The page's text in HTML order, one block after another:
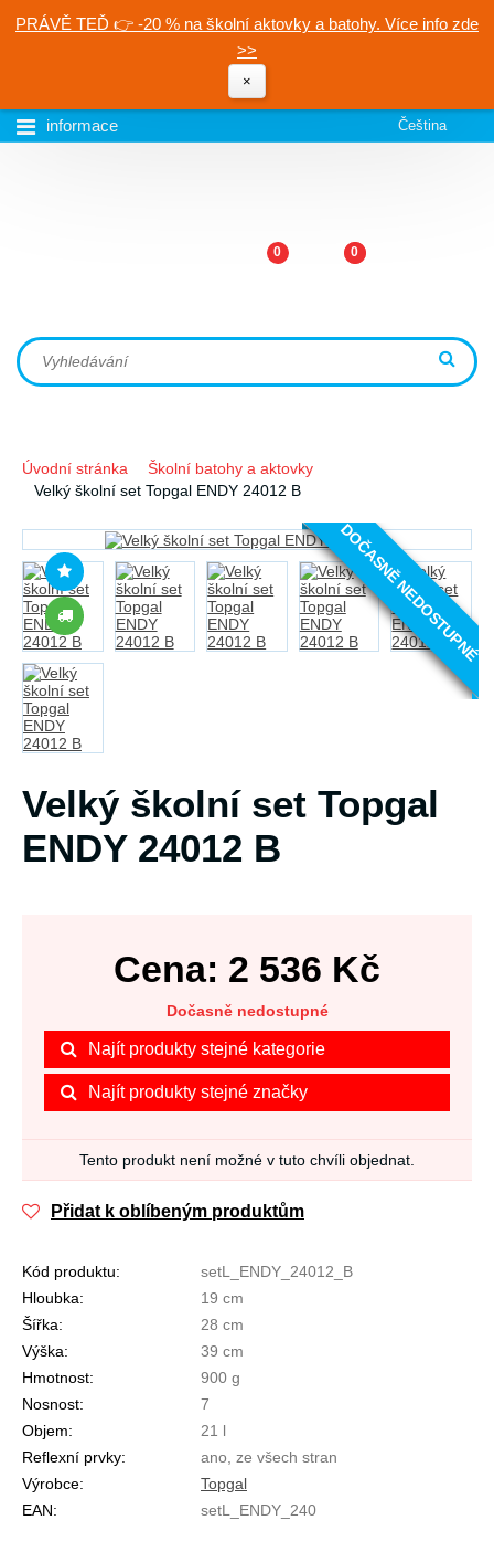
PRÁVĚ TEĎ 👉 -20 % na školní aktovky a batohy. Více info zde
>>
×
informace Čeština
0 0
Úvodní stránka
Školní batohy a aktovky
Velký školní set Topgal ENDY 24012 B
DOČASNĚ NEDOSTUPNÉ
Velký školní set Topgal
ENDY 24012 B
Cena: 2 536 Kč
Dočasně nedostupné
Najít produkty stejné kategorie
Najít produkty stejné značky
Tento produkt není možné v tuto chvíli objednat.
Přidat k oblíbeným produktům
Kód produktu:
setL_ENDY_24012_B
Hloubka:
19 cm
Šířka:
28 cm
Výška:
39 cm
Hmotnost:
900 g
Nosnost:
7
Objem:
21 l
Reflexní prvky:
ano, ze všech stran
Výrobce:
Topgal
EAN:
setL_ENDY_240